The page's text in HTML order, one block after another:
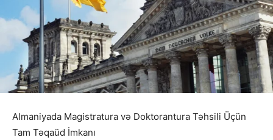
Almaniyada Magistratura və Doktorantura Təhsili Üçün
Tam Təqaüd İmkanı